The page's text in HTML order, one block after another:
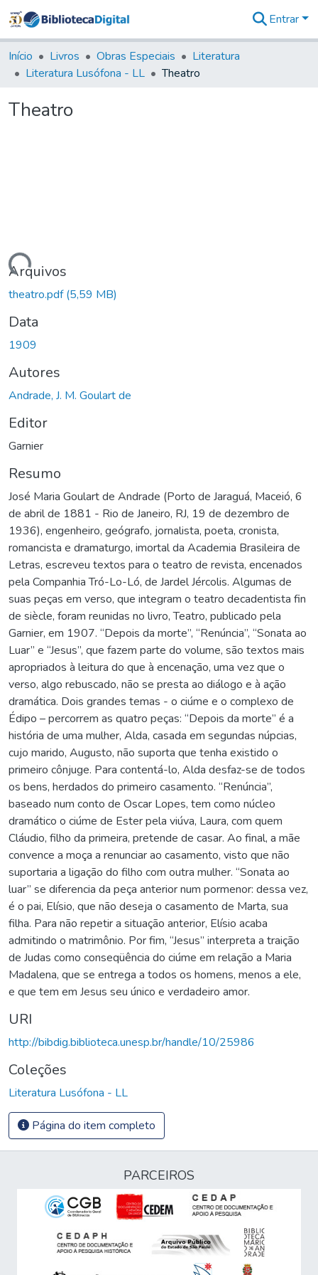
&
Coleções
Tudo na
Entrar
Início Livros Obras Especiais
Literatura
Literatura Lusófona - LL
Theatro
Theatro
Arquivos
theatro.pdf(5,59 MB)
Data
1909
Autores
Andrade, J. M. Goulart de
Editor
Garnier
Resumo
José Maria Goulart de Andrade (Porto de Jaraguá, Maceió, 6
de abril de 1881 - Rio de Janeiro, RJ, 19 de dezembro de
1936), engenheiro, geógrafo, jornalista, poeta, cronista,
romancista e dramaturgo, imortal da Academia Brasileira de
Letras, escreveu textos para o teatro de revista, encenados
pela Companhia Tró-Lo-Ló, de Jardel Jércolis. Algumas de
suas peças em verso, que integram o teatro decadentista fin
de siècle, foram reunidas no livro, Teatro, publicado pela
Garnier, em 1907. “Depois da morte”, “Renúncia”, “Sonata ao
Luar” e “Jesus”, que fazem parte do volume, são textos mais
apropriados à leitura do que à encenação, uma vez que o
verso, algo rebuscado, não se presta ao diálogo e à ação
dramática. Dois grandes temas - o ciúme e o complexo de
Édipo – percorrem as quatro peças: “Depois da morte” é a
história de uma mulher, Alda, casada em segundas núpcias,
cujo marido, Augusto, não suporta que tenha existido o
primeiro cônjuge. Para contentá-lo, Alda desfaz-se de todos
os bens, herdados do primeiro casamento. “Renúncia”,
baseado num conto de Oscar Lopes, tem como núcleo
dramático o ciúme de Ester pela viúva, Laura, com quem
Cláudio, filho da primeira, pretende de casar. Ao final, a mãe
convence a moça a renunciar ao casamento, visto que não
suportaria a ligação do filho com outra mulher. “Sonata ao
luar” se diferencia da peça anterior num pormenor: dessa vez,
é o pai, Elísio, que não deseja o casamento de Marta, sua
filha. Para não repetir a situação anterior, Elísio acaba
admitindo o matrimônio. Por fim, “Jesus” interpreta a traição
de Judas como conseqüência do ciúme em relação a Maria
Madalena, que se entrega a todos os homens, menos a ele,
e que tem em Jesus seu único e verdadeiro amor.
URI
http://bibdig.biblioteca.unesp.br/handle/10/25986
Coleções
Literatura Lusófona - LL
Página do item completo
PARCEIROS